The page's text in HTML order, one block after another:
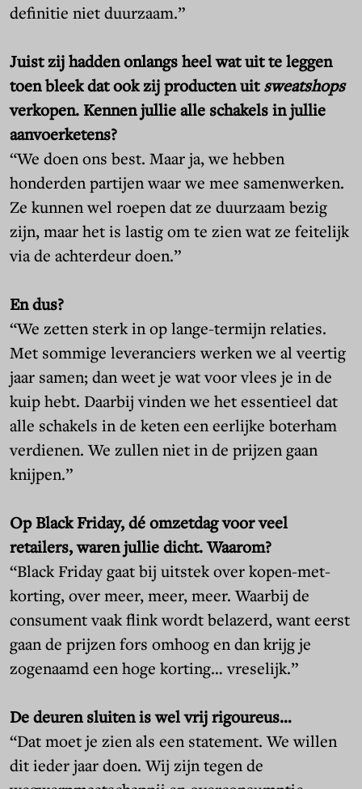
definitie niet duurzaam.”
Juist zij hadden onlangs heel wat uit te leggen
toen bleek dat ook zij producten uitsweatshops
verkopen. Kennenjullie alle schakels in jullie
aanvoerketens?
“We doen ons best. Maar ja, we hebben
honderden partijen waar we mee samenwerken.
Ze kunnen wel roepen dat ze duurzaam bezig
zijn, maar het is lastig om te zien wat ze feitelijk
via de achterdeur doen.”
En dus?
“We zetten sterk in op lange-termijn relaties.
Met sommige leveranciers werken we al veertig
jaar samen; dan weet je wat voor vlees je in de
kuip hebt. Daarbij vinden we het essentieel dat
alle schakels in de keten een eerlijke boterham
verdienen. We zullen niet in de prijzen gaan
knijpen.”
Op Black Friday, dé omzetdag voor veel
retailers, waren jullie dicht. Waarom?
“Black Friday gaat bij uitstek over kopen-met-
korting, over meer, meer, meer. Waarbij de
consument vaak flink wordt belazerd, want eerst
gaan de prijzen fors omhoog en dan krijg je
zogenaamd een hoge korting… vreselijk.”
De deuren sluiten is wel vrij rigoureus…
“Dat moet je zien als een statement.We willen
dit ieder jaar doen. Wij zijn tegen de